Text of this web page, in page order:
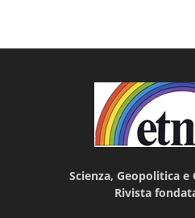
Scienza, Geopolitica
Rivista